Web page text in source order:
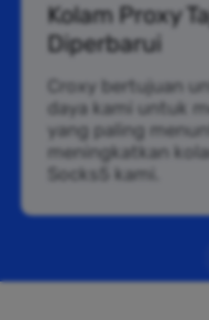
Kolam Proxy
Diperbarui
Croxy bertujuan
daya kami untuk
yang paling
meningkatkan
Socks5 kami.